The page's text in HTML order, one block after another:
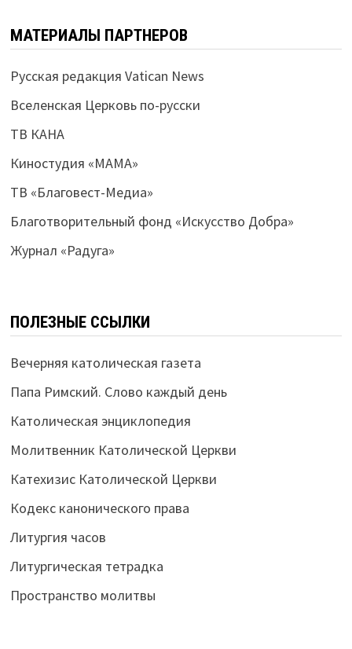
МАТЕРИАЛЫ ПАРТНЕРОВ
Русская редакция Vatican News
Вселенская Церковь по-русски
ТВ КАНА
Киностудия «МАМА»
ТВ «Благовест-Медиа»
Благотворительный фонд «Искусство Добра»
Журнал «Радуга»
ПОЛЕЗНЫЕ ССЫЛКИ
Вечерняя католическая газета
Папа Римский. Слово каждый день
Католическая энциклопедия
Молитвенник Католической Церкви
Катехизис Католической Церкви
Кодекс канонического права
Литургия часов
Литургическая тетрадка
Пространство молитвы